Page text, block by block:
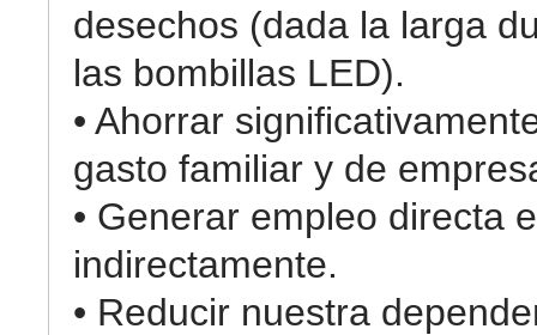
desechos (dada la larga
las bombillas LED).
• Ahorrar
gasto familiar y de
• Generar empleo directa e
indirectamente.
• Reducir nuestra